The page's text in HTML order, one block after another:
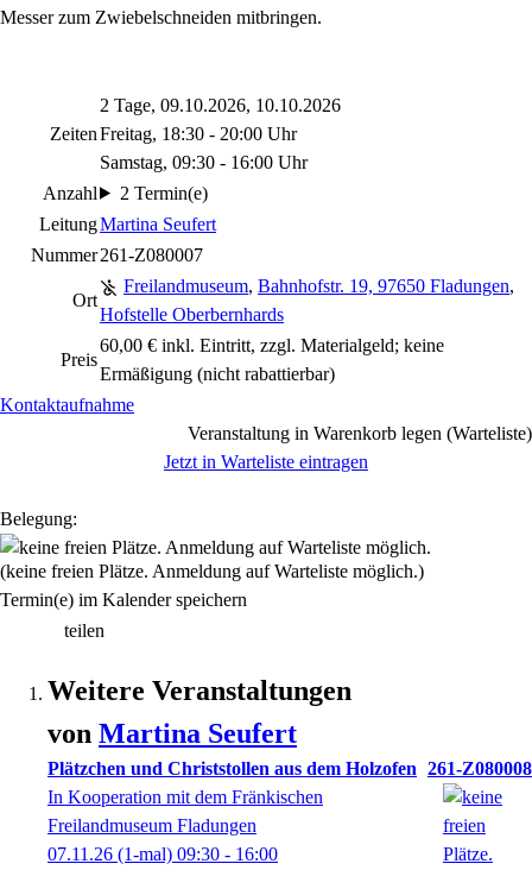
Messer zum Zwiebelschneiden mitbringen.
Zeiten
2 Tage, 09.10.2026, 10.10.2026
Freitag, 18:30 - 20:00 Uhr
Samstag, 09:30 - 16:00 Uhr
Anzahl
2 Termin(e)
LeitungMartina Seufert
Nummer261-Z080007
Ort
Freilandmuseum, Bahnhofstr. 19, 97650 Fladungen,
Hofstelle Oberbernhards
Preis
60,00 € inkl. Eintritt, zzgl. Materialgeld; keine
Ermäßigung (nicht rabattierbar)
Kontaktaufnahme
Veranstaltung in Warenkorb legen (Warteliste)
Jetzt in Warteliste eintragen
Belegung:
(keine freien Plätze. Anmeldung auf Warteliste möglich.)
Termin(e) im Kalender speichern
teilen
Weitere Veranstaltungen
von Martina Seufert
Plätzchen und Christstollen aus dem Holzofen 261-Z080008
In Kooperation mit dem Fränkischen
Freilandmuseum Fladungen
07.11.26 (1-mal) 09:30 - 16:00